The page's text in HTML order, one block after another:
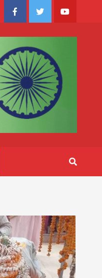
FacebookTwitter Youtube